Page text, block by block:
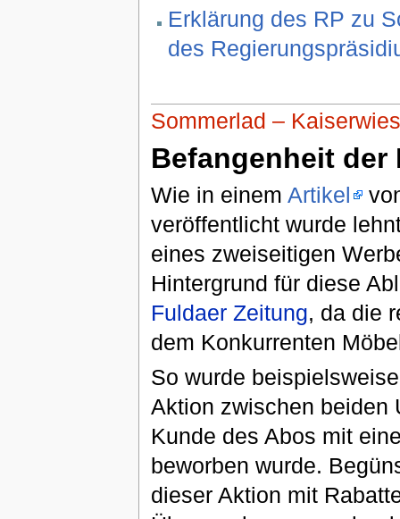
Erklärung des RP zu
des
Sommerlad –
Befangenheit der
Wie in einem Artikel
veröffentlicht wurde
eines zweiseitigen
Hintergrund für diese
Fuldaer Zeitung, da die
dem Konkurrenten
So wurde
Aktion zwischen beiden
Kunde des Abos mit
beworben wurde.
dieser Aktion mit